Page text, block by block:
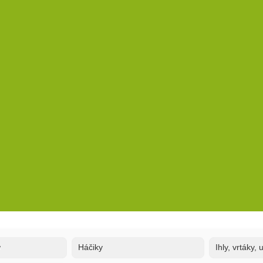
Háčiky Ihly, vrtáky,